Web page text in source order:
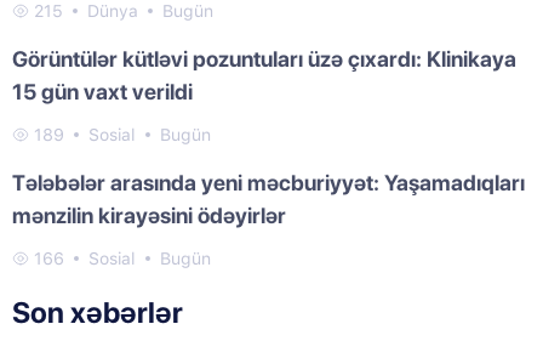
215 Dünya Bugün
Görüntülər kütləvi pozuntuları üzə çıxardı: Klinikaya
15 gün vaxt verildi
189 Sosial Bugün
Tələbələr arasında yeni məcburiyyət: Yaşamadıqları
mənzilin kirayəsini ödəyirlər
166 Sosial Bugün
Son xəbərlər